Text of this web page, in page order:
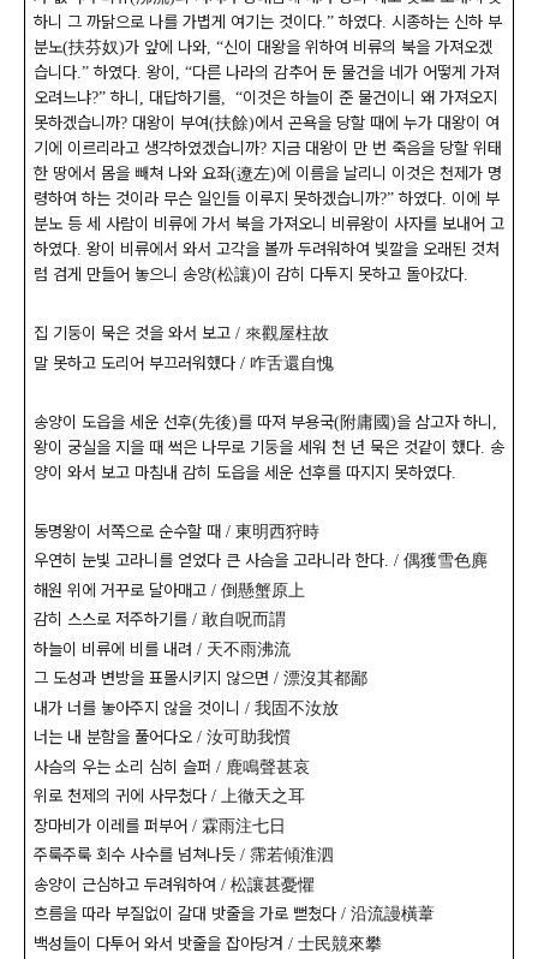
하니 그 까닭으로 나를 가볍게 여기는 것이다.”하였다. 시종하는 신하 부
분노(扶芬奴)가 앞에 나와, “신이 대왕을 위하여 비류의 북을 가져오겠
습니다.”하였다. 왕이 , “다른 나라의 감추어 둔 물건을 네가 어떻게 가져
오려느냐?”하니 , 대답하기를, “이것은 하늘이 준 물건이니 왜 가져오지
못하겠습니까? 대왕이 부여(扶餘)에서 곤욕을 당할 때에 누가 대왕이 여
기에 이르리라고 생각하였겠습니까? 지금 대왕이 만 번 죽음을 당할 위태
한 땅에서 몸을 빼쳐 나와 요좌(遼左)에 이름을 날리니 이것은 천제가 명
령하여 하는 것이라 무슨 일인들 이루지 못하겠습니까?”하였다. 이에 부
분노 등 세 사람이 비류에 가서 북을 가져오니 비류왕이 사자를 보내어 고
하였다. 왕이 비류에서 와서 고각을 볼까 두려워하여 빛깔을 오래된 것처
럼 검게 만들어 놓으니 송양(松讓)이 감히 다투지 못하고 돌아갔다.
집 기둥이 묵은 것을 와서 보고 / 來觀屋柱故
말 못하고 도리어 부끄러워했다 / 咋舌還自愧
송양이 도읍을 세운 선후(先後)를 따져 부용국(附庸國)을 삼고자 하니
왕이 궁실을 지을 때 썩은 나무로 기둥을 세워 천 년 묵은 것같이 했다. 송
양이 와서 보고 마침내 감히 도읍을 세운 선후를 따지지 못하였다.
동명왕이 서쪽으로 순수할 때 / 東明西狩時
우연히 눈빛 고라니를 얻었다 큰 사슴을 고라니라 한다. / 偶獲雪色麂
해원 위에 거꾸로 달아매고 / 倒懸蟹原上
감히 스스로 저주하기를 / 敢自呪而謂
하늘이 비류에 비를 내려 / 天不雨沸流
그 도성과 변방을 표몰시키지 않으면 / 漂沒其都鄙
내가 너를 놓아주지 않을 것이니 / 我固不汝放
너는 내 분함을 풀어다오 / 汝可助我懫
사슴의 우는 소리 심히 슬퍼 / 鹿鳴聲甚哀
위로 천제의 귀에 사무쳤다 /
上徹天之耳
장마비가 이레를 퍼부어 / 霖雨注七日
주룩주룩 회수 사수를 넘쳐나듯 / 霈若傾淮泗
송양이 근심하고 두려워하여 / 松讓甚憂懼
흐름을 따라 부질없이 갈대 밧줄을 가로 뻗쳤다 / 沿流謾橫葦
백성들이 다투어 와서 밧줄을 잡아당겨 / 士民競來攀